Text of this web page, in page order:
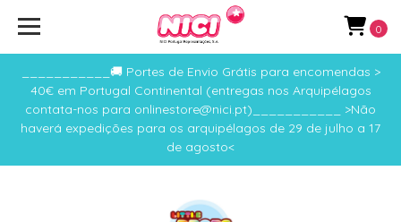
___________🚚 Portes de Envio Grátis para encomendas >
40€ em Portugal Continental (entregas nos Arquipélagos
contata-nos para onlinestore@nici.pt)___________ >Não
haverá expedições para os arquipélagos de 29 de julho a 17
de agosto<
0